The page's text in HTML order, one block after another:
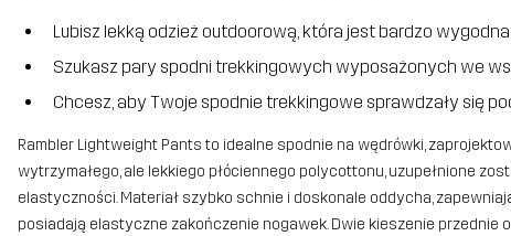
Lubisz lekką odzież outdoorową, która jest bardzo wygodna
Szukasz pary spodni trekkingowych wyposażonych we
Chcesz, aby Twoje spodnie trekkingowe sprawdzały się
Rambler Lightweight Pants to idealne spodnie na wędrówki,
wytrzymałego, ale lekkiego płóciennego polycottonu, uzupełnione
elastyczności. Materiał szybko schnie i doskonale oddycha,
posiadają elastyczne zakończenie nogawek. Dwie kieszenie